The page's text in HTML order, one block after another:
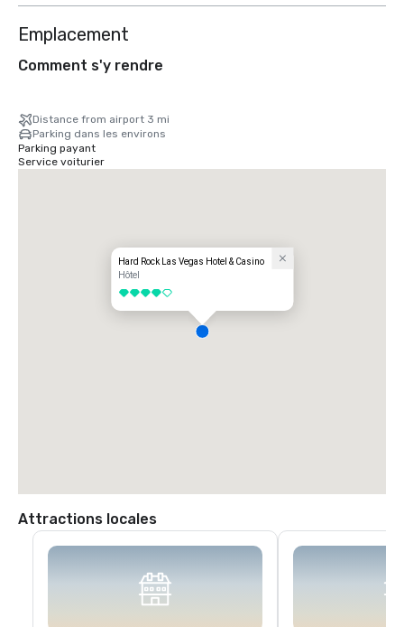
Emplacement
Comment s'y rendre
Distance from airport 3 mi
Parking dans les environs
Parking payant
Service voiturier
Hard Rock Las Vegas Hotel & Casino
Hôtel
4 sur 5
Attractions locales